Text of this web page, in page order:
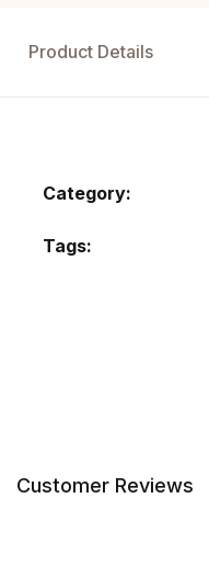
Product Details
Category:
Tags:
Customer Reviews